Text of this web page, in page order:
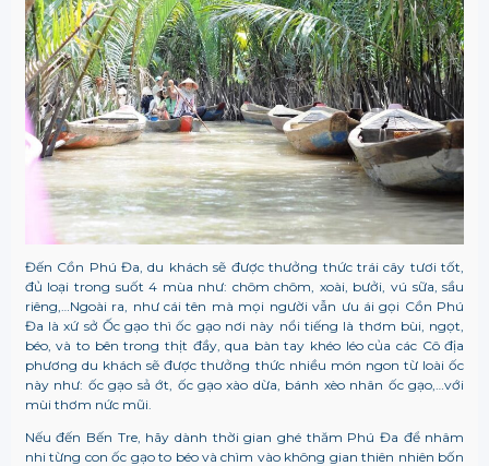
Đến Cồn Phú Đa, du khách sẽ được thưởng thức trái cây tươi tốt,
đủ loại trong suốt 4 mùa như: chôm chôm, xoài, bưởi, vú sữa, sầu
riêng,…Ngoài ra, như cái tên mà mọi người vẫn ưu ái gọi Cồn Phú
Đa là xứ sở Ốc gạo thì ốc gạo nơi này nổi tiếng là thơm bùi, ngọt,
béo, và to bên trong thịt đầy, qua bàn tay khéo léo của các Cô địa
phương du khách sẽ được thưởng thức nhiều món ngon từ loài ốc
này như: ốc gạo sả ớt, ốc gạo xào dừa, bánh xèo nhân ốc gạo,…với
mùi thơm nức mũi.
Nếu đến Bến Tre, hãy dành thời gian ghé thăm Phú Đa để nhâm
nhi từng con ốc gạo to béo và chìm vào không gian thiên nhiên bốn